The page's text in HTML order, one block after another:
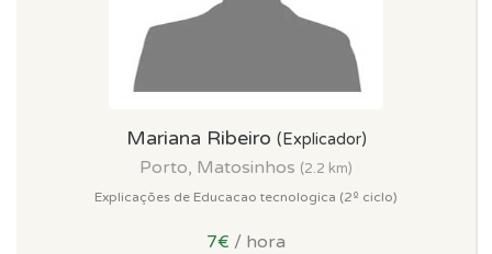
Mariana Ribeiro (Explicador)
Porto, Matosinhos (2.2 km)
Explicações de Educacao tecnologica (2º ciclo)
7€ / hora